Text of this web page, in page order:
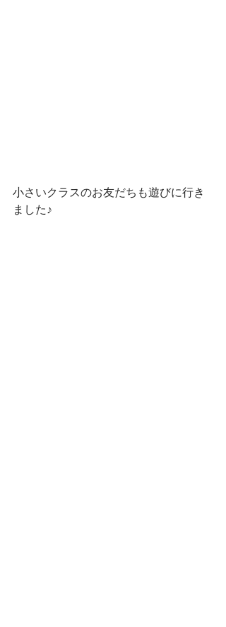
小さいクラスのお友だちも遊びに行き
ました♪